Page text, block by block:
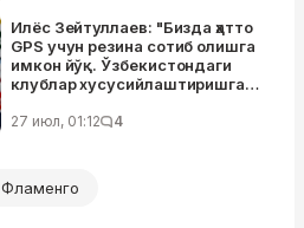
Илёс Зейтуллаев: "Бизда ҳатто
GPS учун резина сотиб олишга
имкон йўқ. Ўзбекистондаги
клублар хусусийлаштиришга
27 июл, 01:12 4
Фламенго